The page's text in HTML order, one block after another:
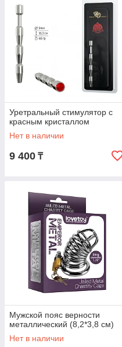
Уретральный стимулятор с
красным кристаллом
Нет в наличии
9 400 ₸
Мужской пояс верности
металлический (8,2*3,8 см)
Нет в наличии